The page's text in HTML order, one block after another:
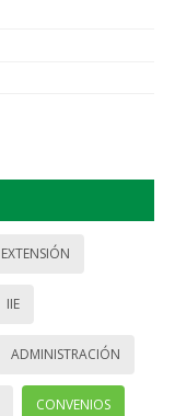
EXTENSIÓN
IIE
ADMINISTRACIÓN
CONVENIOS